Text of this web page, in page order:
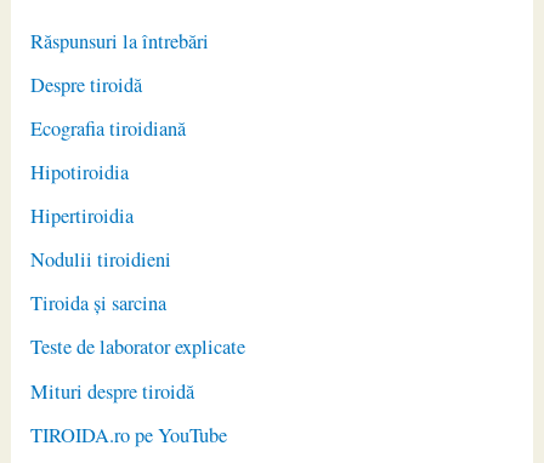
Răspunsuri la întrebări
Despre tiroidă
Ecografia tiroidiană
Hipotiroidia
Hipertiroidia
Nodulii tiroidieni
Tiroida și sarcina
Teste de laborator explicate
Mituri despre tiroidă
TIROIDA.ro pe YouTube